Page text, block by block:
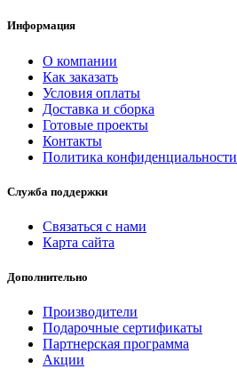
Информация
O компании
Как заказать
Условия оплаты
Доставка и сборка
Готовые проекты
Контакты
Политика конфиденциальности
Служба поддержки
Связаться с нами
Карта сайта
Дополнительно
Производители
Подарочные сертификаты
Партнерская программа
Акции